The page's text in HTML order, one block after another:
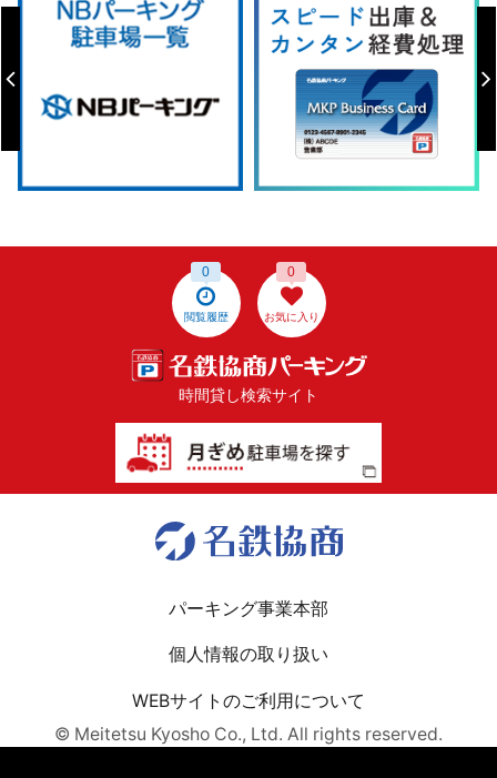
閲覧履歴
0
お気に入り
0
時間貸し検索サイト
パーキング事業本部
個人情報の取り扱い
WEBサイトのご利用について
© Meitetsu Kyosho Co., Ltd. All rights reserved.